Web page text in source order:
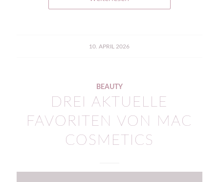
10. APRIL 2026
BEAUTY
DREI AKTUELLE
FAVORITEN VON MAC
COSMETICS